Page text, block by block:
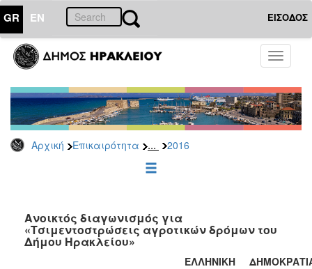
GR EN ΕΙΣΟΔΟΣ
Toggle
Αρχική Επικαιρότητα ... 2016
ΕΠΙΚΑΙΡΟΤΗΤΑ
-
Δημοπρασίες
Αρχείο
2026
2022
2021
Ανοικτός διαγωνισμός για
«Τσιμεντοστρώσεις αγροτικών δρόμων του
Δήμου Ηρακλείου»
ΕΛΛΗΝΙΚΗ